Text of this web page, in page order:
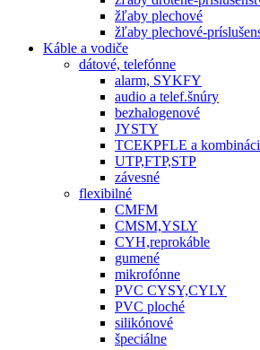
žľaby plechové
žľaby plechové-
Káble a vodiče
dátové, telefónne
alarm, SYKFY
audio a telef.šnúry
bezhalogenové
JYSTY
TCEKPFLE a
UTP,FTP,STP
závesné
flexibilné
CMFM
CMSM,YSLY
CYH,reprokáble
gumené
mikrofónne
PVC CYSY,CYLY
PVC ploché
silikónové
špeciálne